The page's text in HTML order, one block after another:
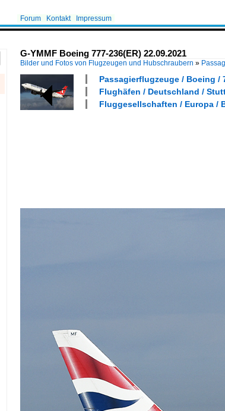
Forum Kontakt Impressum
G-YMMF Boeing 777-236(ER) 22.09.2021
Bilder und Fotos von Flugzeugen und Hubschraubern »
Passagierflugzeuge / Boeing /
Flughäfen / Deutschland /
Fluggesellschaften / Europa /